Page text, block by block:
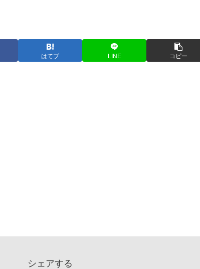
はてブ LINE コピー
シェアする